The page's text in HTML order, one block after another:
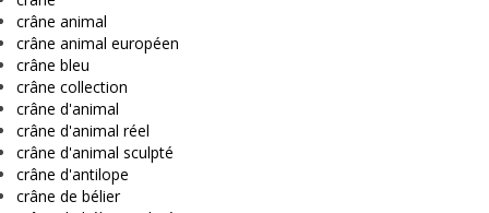
crâne animal
crâne animal européen
crâne bleu
crâne collection
crâne d'animal
crâne d'animal réel
crâne d'animal sculpté
crâne d'antilope
crâne de bélier